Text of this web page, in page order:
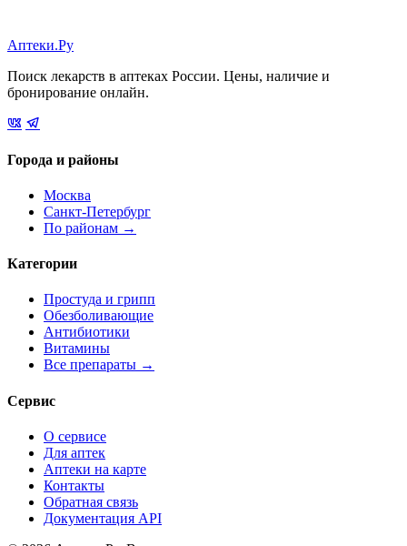
Аптеки.Ру
Поиск лекарств в аптеках России. Цены, наличие и
бронирование онлайн.
Города и районы
Москва
Санкт-Петербург
По районам →
Категории
Простуда и грипп
Обезболивающие
Антибиотики
Витамины
Все препараты →
Сервис
О сервисе
Для аптек
Аптеки на карте
Контакты
Обратная связь
Документация API